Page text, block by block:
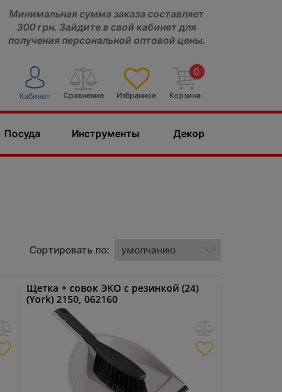
Минимальная сумма заказа составляет
300 грн. Зайдите в свой кабинет для
получения персональной оптовой цены.
0
Корзина
Избранное
Сравнение
Кабинет
Посуда Инструменты Декор
Сортировать по:
Щетка + совок ЭКО с резинкой (24)
(York) 2150, 062160